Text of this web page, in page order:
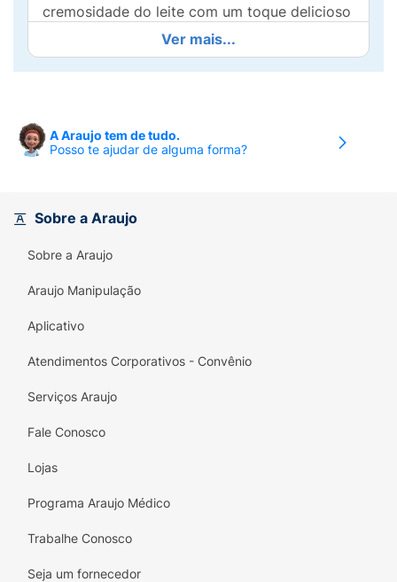
cremosidade do leite com um toque delicioso
Pronto para beber, ele é ideal para ser
embalagem prática de
cabe na bolsa
ou na mochila, sendo a companhia ideal para
Principais Características:
Cappuccino Chocolate (Café + Leite
+ Cacau).
Praticidade:
Ver mais...
A Araujo tem de tudo.
Posso te ajudar de alguma forma?
Sobre a Araujo
Sobre a Araujo
Araujo Manipulação
Aplicativo
Atendimentos Corporativos - Convênio
Serviços Araujo
Fale Conosco
Lojas
Programa Araujo Médico
Trabalhe Conosco
Seja um fornecedor